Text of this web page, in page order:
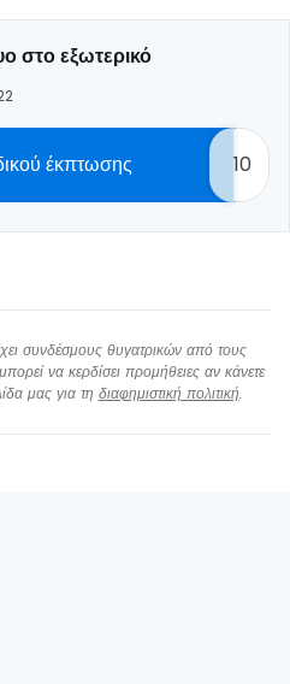
στο εξωτερικό
έκπτωσης 10
συνδέσμους θυγατρικών από τους
να κερδίσει προμήθειες αν κάνετε
μας για τη διαφημιστική πολιτική.